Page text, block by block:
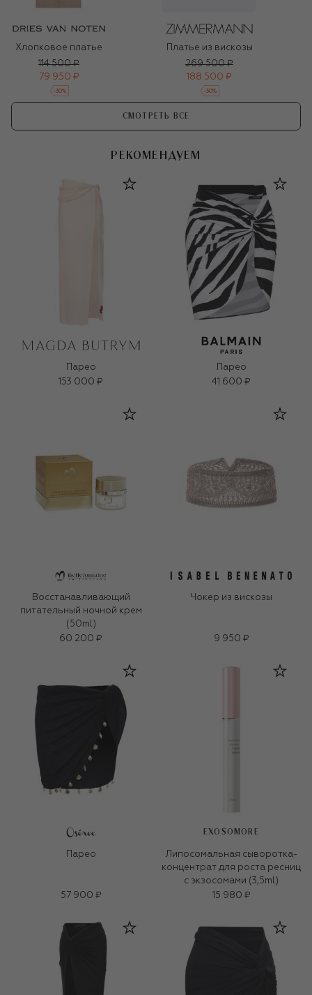
Хлопковое платье
114 500 ₽
79 950 ₽
-30%
Платье из вискозы
269 500 ₽
188 500 ₽
-30%
СМОТРЕТЬ ВСЕ
РЕКОМЕНДУЕМ
Парео
153 000 ₽
Парео
41 600 ₽
Восстанавливающий
питательный ночной крем
(50ml)
60 200 ₽
Чокер из вискозы
9 950 ₽
Парео
57 900 ₽
EXOSOMORE
Липосомальная сыворотка-
концентрат для роста ресниц
с экзосомами (3,5ml)
15 980 ₽